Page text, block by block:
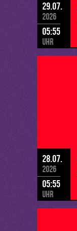
29.07.
2026
05:55
Uhr
28.07.
2026
05:55
Uhr